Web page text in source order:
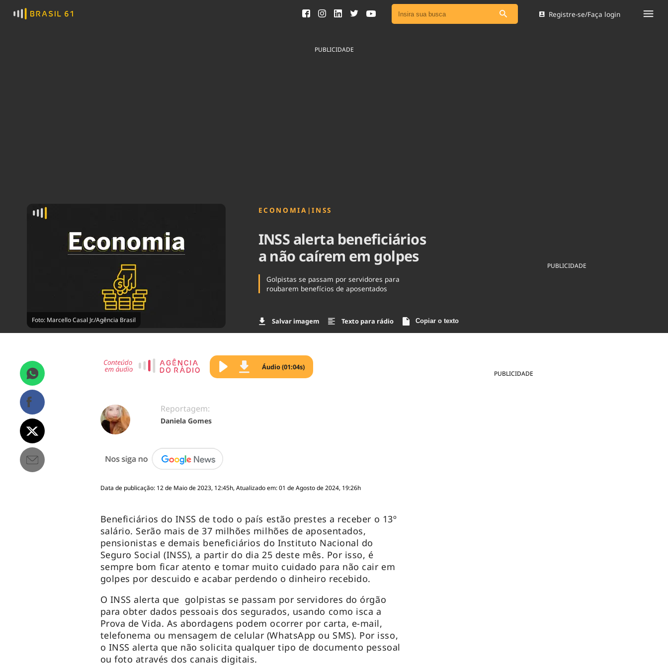
Ver todas as notícias
Brasil
Brasil Mineral
Ciência & Tecnologia
Tempo
Registre-se/Faça login
PUBLICIDADE
Foto: Marcello Casal Jr./Agência Brasil
ECONOMIA |INSS
INSS alerta beneficiários
a não caírem em golpes
Golpistas se passam por servidores para
roubarem benefícios de aposentados
Salvar imagem Texto para rádio Copiar o texto
PUBLICIDADE
PUBLICIDADE
Áudio (01:04s)
Reportagem:
Daniela Gomes
Data de publicação: 12 de Maio de 2023, 12:45h, Atualizado em: 01 de Agosto de 2024, 19:26h
Beneficiários do INSS de todo o país estão prestes a receber o 13º
salário. Serão mais de 37 milhões milhões de aposentados,
pensionistas e demais beneficiários do Instituto Nacional do
Seguro Social (INSS), a partir do dia 25 deste mês. Por isso, é
sempre bom ficar atento e tomar muito cuidado para não cair em
golpes por descuido e acabar perdendo o dinheiro recebido.
O INSS alerta que golpistas se passam por servidores do órgão
para obter dados pessoais dos segurados, usando como isca a
Prova de Vida. As abordagens podem ocorrer por carta, e-mail,
telefonema ou mensagem de celular (WhatsApp ou SMS). Por isso,
o INSS alerta que não solicita qualquer tipo de documento pessoal
ou foto através dos canais digitais.